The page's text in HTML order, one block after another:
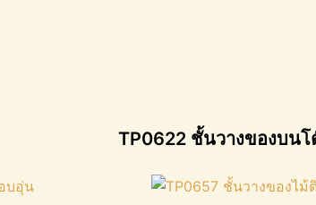
TP0622 ชั้นวางของบนโ